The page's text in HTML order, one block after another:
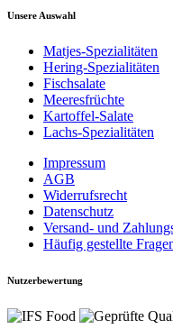
Unsere Auswahl
Matjes-Spezialitäten
Hering-Spezialitäten
Fischsalate
Meeresfrüchte
Kartoffel-Salate
Lachs-Spezialitäten
Impressum
AGB
Widerrufsrecht
Datenschutz
Versand- und
Häufig gestellte
Nutzerbewertung